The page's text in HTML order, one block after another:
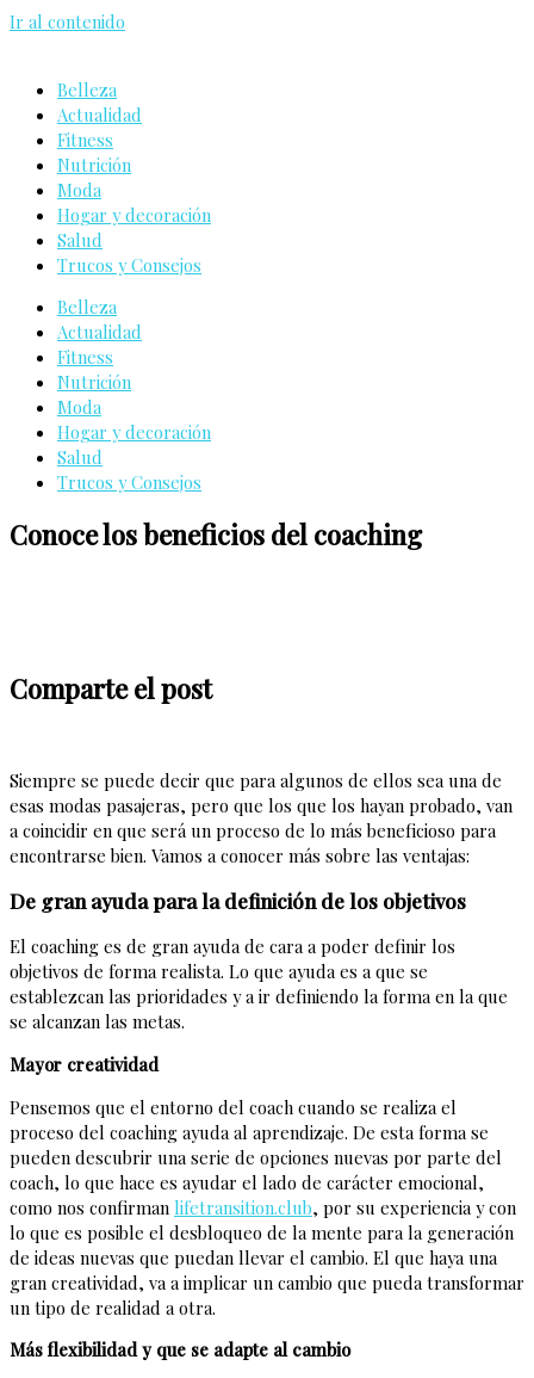
Ir al contenido
Belleza
Actualidad
Fitness
Nutrición
Moda
Hogar y decoración
Salud
Trucos y Consejos
Belleza
Actualidad
Fitness
Nutrición
Moda
Hogar y decoración
Salud
Trucos y Consejos
Conoce los beneficios del coaching
Comparte el post
Siempre se puede decir que para algunos de ellos sea una de
esas modas pasajeras, pero que los que los hayan probado, van
a coincidir en que será un proceso de lo más beneficioso para
encontrarse bien. Vamos a conocer más sobre las ventajas:
De gran ayuda para la definición de los objetivos
El coaching es de gran ayuda de cara a poder definir los
objetivos de forma realista. Lo que ayuda es a que se
establezcan las prioridades y a ir definiendo la forma en la que
se alcanzan las metas.
Mayor creatividad
Pensemos que el entorno del coach cuando se realiza el
proceso del coaching ayuda al aprendizaje. De esta forma se
pueden descubrir una serie de opciones nuevas por parte del
coach, lo que hace es ayudar el lado de carácter emocional,
como nos confirman lifetransition.club, por su experiencia y con
lo que es posible el desbloqueo de la mente para la generación
de ideas nuevas que puedan llevar el cambio. El que haya una
gran creatividad, va a implicar un cambio que pueda transformar
un tipo de realidad a otra.
Más flexibilidad y que se adapte al cambio